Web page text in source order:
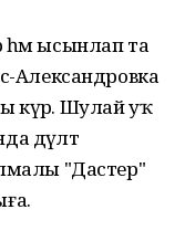
һәм ысынлап та
Александровка
күрә. Шулай уҡ
дәүләт
"Дастер"